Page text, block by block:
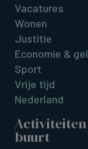
Vacatures
Wonen
Justitie
Economie &
Sport
Vrije tijd
Nederland
buurt